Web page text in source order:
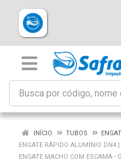
INÍCIO TUBOS
ENGATE RÁPIDO ALUMÍNIO DN4
ENGATE MACHO COM ESCAMA -